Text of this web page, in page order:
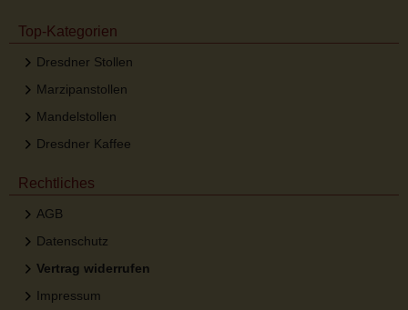
Top-Kategorien
Dresdner Stollen
Marzipanstollen
Mandelstollen
Dresdner Kaffee
Rechtliches
AGB
Datenschutz
Vertrag widerrufen
Impressum